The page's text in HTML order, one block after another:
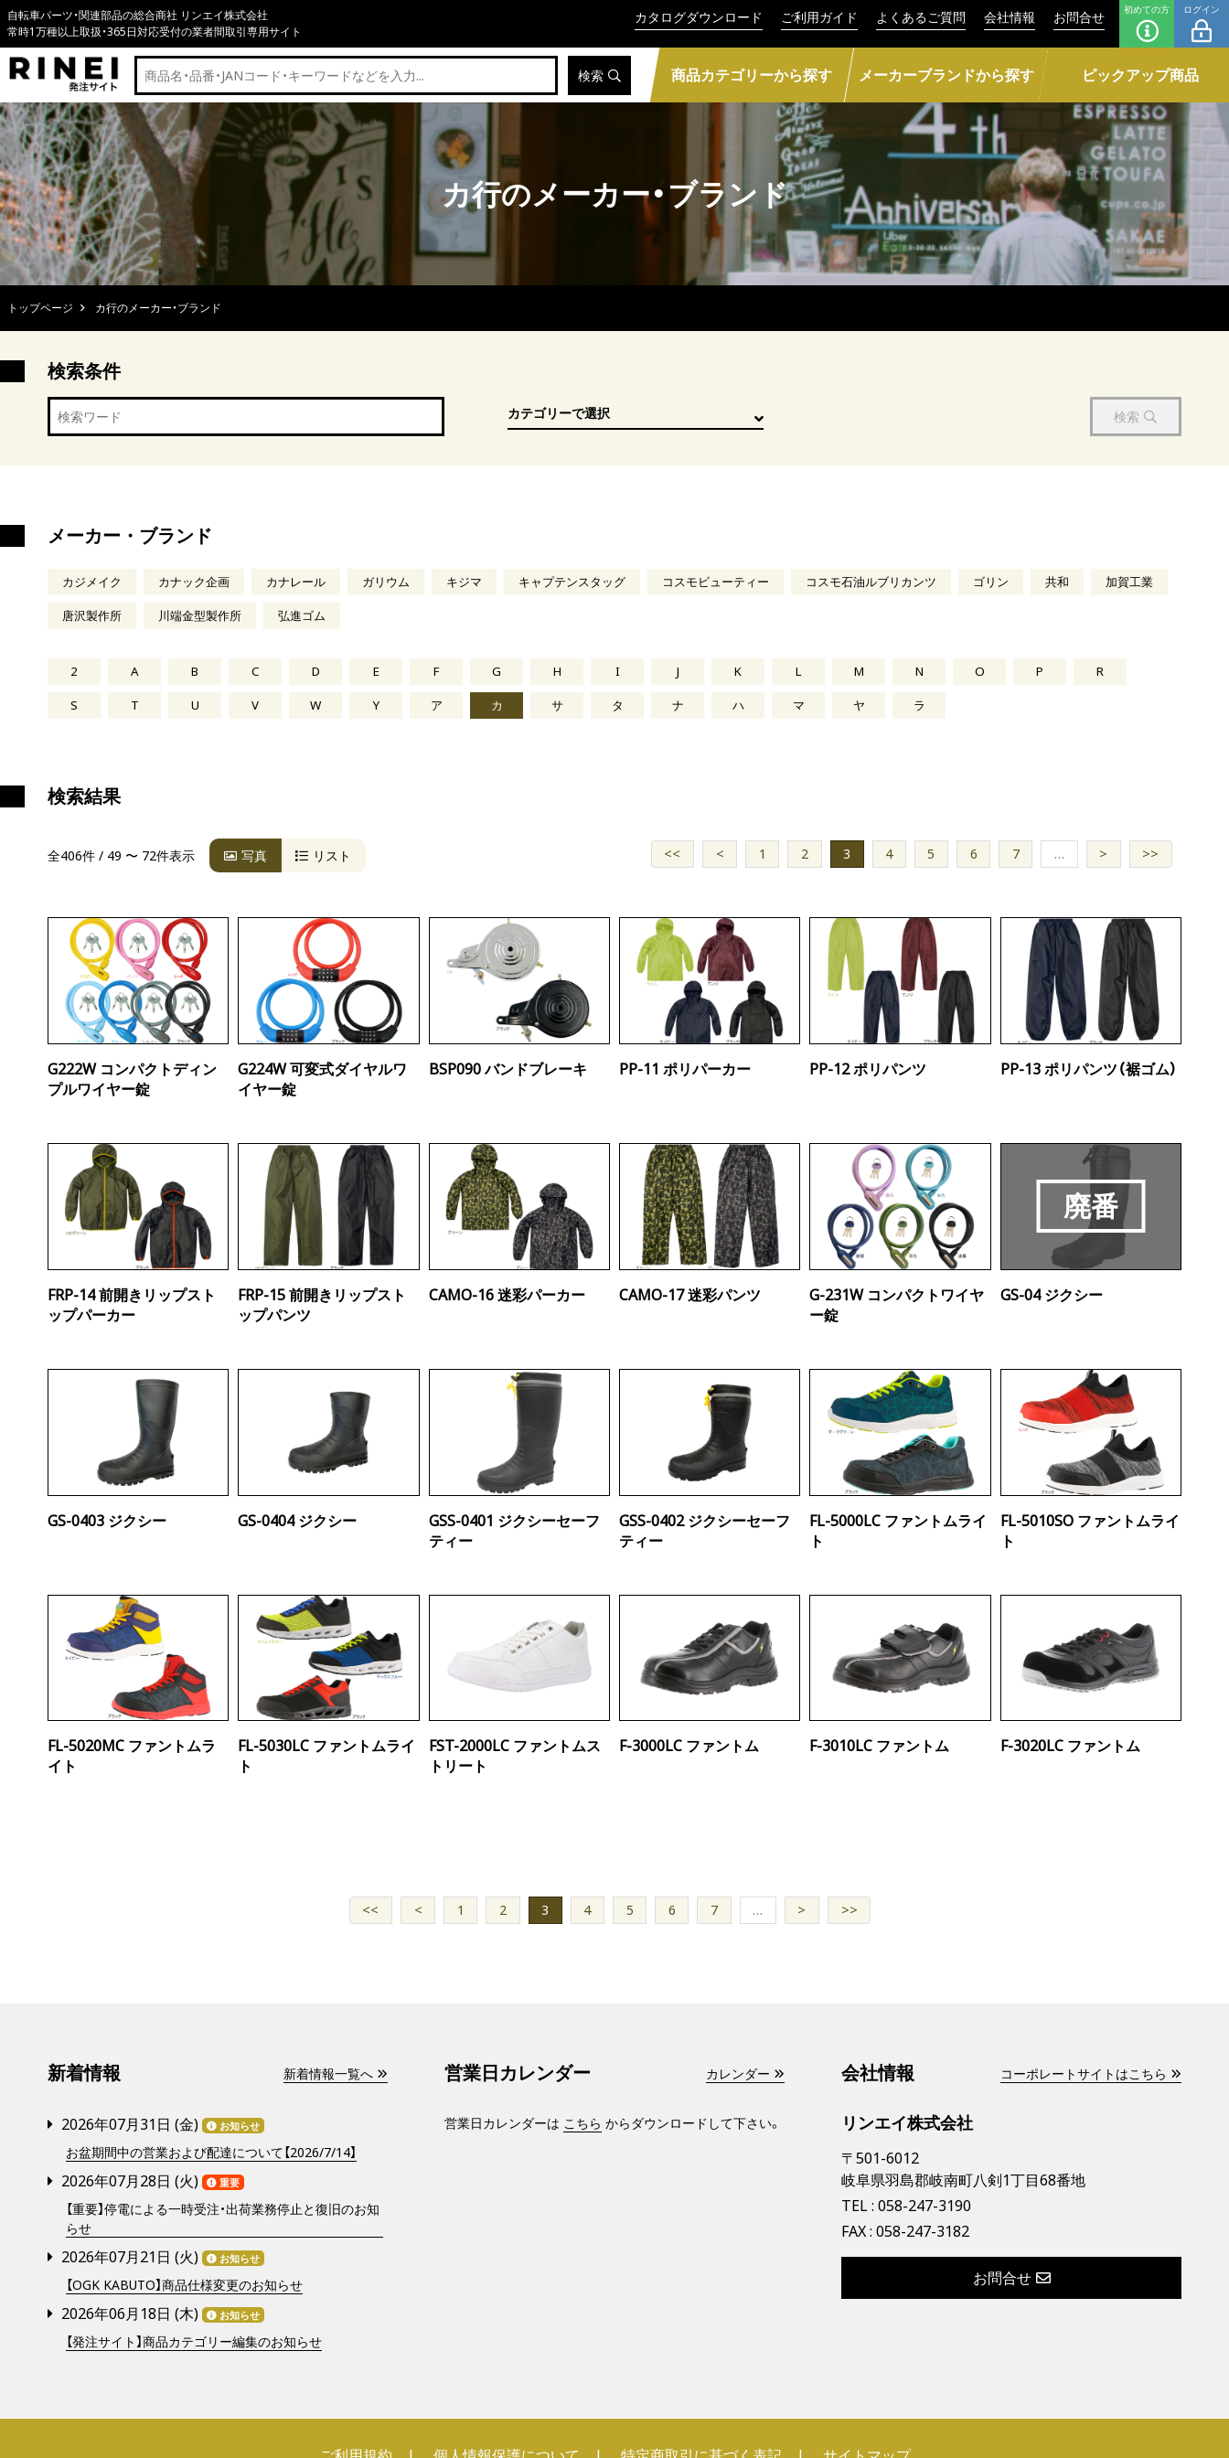
自転車パーツ・関連部品の総合商社 リンエイ株式会社
常時1万種以上取扱・365日対応受付の業者間取引専用サイト
カタログダウンロード ご利用ガイド よくあるご質問 会社情報 お問合せ 初めての方 ログイン
検索 商品カテゴリーから探す メーカーブランドから探す ピックアップ商品
カ行のメーカー・ブランド
トップページ カ行のメーカー・ブランド
検索条件
検索
メーカー・ブランド
カジメイク カナック企画 カナレール ガリウム キジマ キャプテンスタッグ コスモビューティー コスモ石油ルブリカンツ ゴリン 共和 加賀工業
唐沢製作所 川端金型製作所 弘進ゴム
2 A B C D E F G H I J K L M N O P R
S T U V W Y ア カ サ タ ナ ハ マ ヤ ラ
検索結果
全406件 / 49 〜 72件表示 写真 リスト << < 1 2 3 4 5 6 7 … > >>
G222W コンパクトディン
プルワイヤー錠
G224W 可変式ダイヤルワ
イヤー錠
BSP090 バンドブレーキ PP-11 ポリパーカー PP-12 ポリパンツ PP-13 ポリパンツ（裾ゴム）
FRP-14 前開きリップスト
ップパーカー
FRP-15 前開きリップスト
ップパンツ
CAMO-16 迷彩パーカー CAMO-17 迷彩パンツ
G-231W コンパクトワイヤ
ー錠
GS-04 ジクシー
GS-0403 ジクシー GS-0404 ジクシー
GSS-0401 ジクシーセーフ
ティー
GSS-0402 ジクシーセーフ
ティー
FL-5000LC ファントムライ
ト
FL-5010SO ファントムライ
ト
FL-5020MC ファントムラ
イト
FL-5030LC ファントムライ
ト
FST-2000LC ファントムス
トリート
F-3000LC ファントム F-3010LC ファントム F-3020LC ファントム
<< < 1 2 3 4 5 6 7 … > >>
新着情報 新着情報一覧へ
2026年07月31日 (金) お知らせ
お盆期間中の営業および配達について【2026/7/14】
2026年07月28日 (火) 重要
【重要】停電による一時受注・出荷業務停止と復旧のお知
らせ
2026年07月21日 (火) お知らせ
【OGK KABUTO】商品仕様変更のお知らせ
2026年06月18日 (木) お知らせ
【発注サイト】商品カテゴリー編集のお知らせ
営業日カレンダー カレンダー
営業日カレンダーは こちら からダウンロードして下さい。
会社情報 コーポレートサイトはこちら
リンエイ株式会社
〒501-6012
岐阜県羽島郡岐南町八剣1丁目68番地
TEL : 058-247-3190
FAX : 058-247-3182
お問合せ